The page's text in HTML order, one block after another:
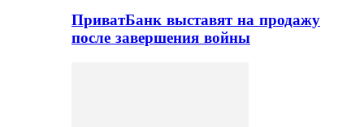
ПриватБанк выставят на продажу
после завершения войны